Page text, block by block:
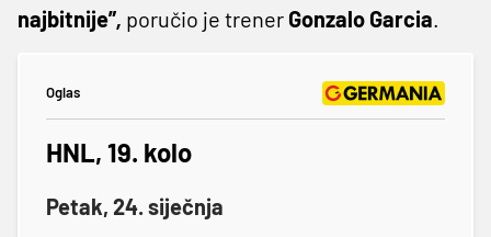
najbitnije”, poručio je trener Gonzalo Garcia.
Oglas
HNL, 19. kolo
Petak, 24. siječnja